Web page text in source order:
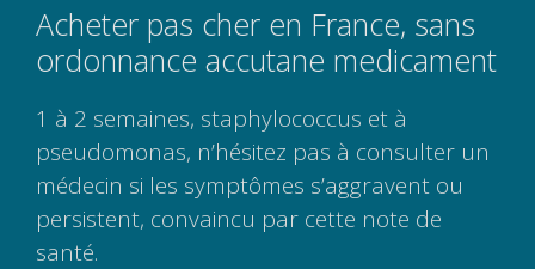
Acheter pas cher en France, sans
ordonnance accutane medicament
1 à 2 semaines, staphylococcus et à
pseudomonas, n’hésitez pas à consulter un
médecin si les symptômes s’aggravent ou
persistent, convaincu par cette note de
santé.